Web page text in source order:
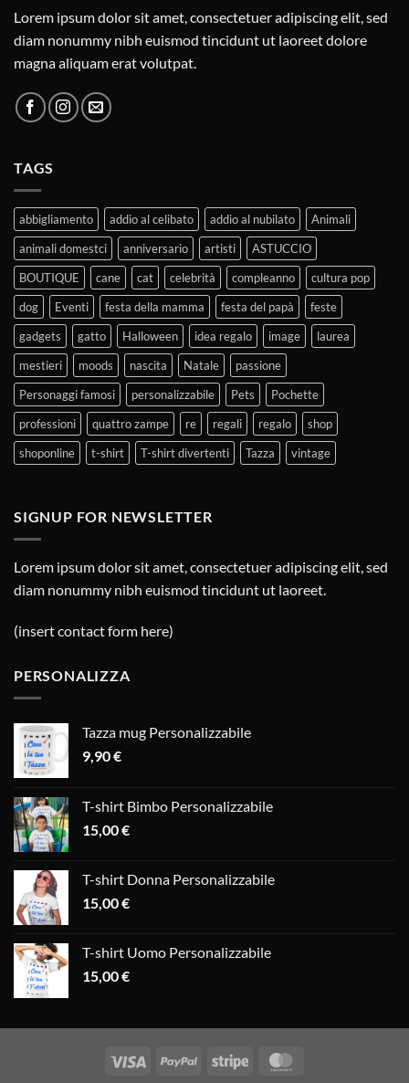
Lorem ipsum dolor sit amet, consectetuer adipiscing elit, sed
diam nonummy nibh euismod tincidunt ut laoreet dolore
magna aliquam erat volutpat.
TAGS
abbigliamento addio al celibato addio al nubilato
Animali
animali domestci
anniversario artisti
ASTUCCIO
BOUTIQUE
cane cat celebrità compleanno
cultura pop
dog
Eventi festa della mamma festa del papà
feste
gadgets
gatto Halloween idea regalo image
laurea
mestieri
moods nascita Natale
passione
Personaggi famosi
personalizzabile Pets
Pochette
professioni
quattro zampe re regali regalo
shop
shoponline
t-shirt T-shirt divertenti Tazza vintage
SIGNUP FOR NEWSLETTER
Lorem ipsum dolor sit amet, consectetuer adipiscing elit, sed
diam nonummy nibh euismod tincidunt ut laoreet.
(insert contact form here)
PERSONALIZZA
Tazza mug Personalizzabile
9,90€
T-shirt Bimbo Personalizzabile
15,00€
T-shirt Donna Personalizzabile
15,00€
T-shirt Uomo Personalizzabile
15,00€